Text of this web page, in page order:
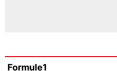
Formule1